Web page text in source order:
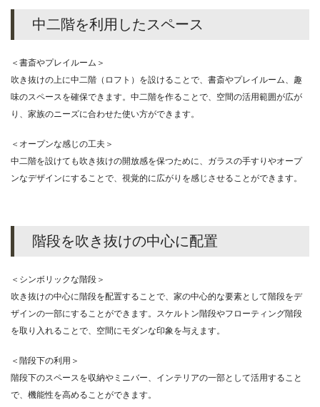
中二階を利用したスペース
＜書斎やプレイルーム＞
吹き抜けの上に中二階（ロフト）を設けることで、書斎やプレイルーム、趣
味のスペースを確保できます。中二階を作ることで、空間の活用範囲が広が
り、家族のニーズに合わせた使い方ができます。
＜オープンな感じの工夫＞
中二階を設けても吹き抜けの開放感を保つために、ガラスの手すりやオープ
ンなデザインにすることで、視覚的に広がりを感じさせることができます。
階段を吹き抜けの中心に配置
＜シンボリックな階段＞
吹き抜けの中心に階段を配置することで、家の中心的な要素として階段をデ
ザインの一部にすることができます。スケルトン階段やフローティング階段
を取り入れることで、空間にモダンな印象を与えます。
＜階段下の利用＞
階段下のスペースを収納やミニバー、インテリアの一部として活用すること
で、機能性を高めることができます。